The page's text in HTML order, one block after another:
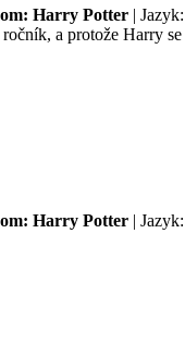
Harry Potter |
a protože Harry
Harry Potter |